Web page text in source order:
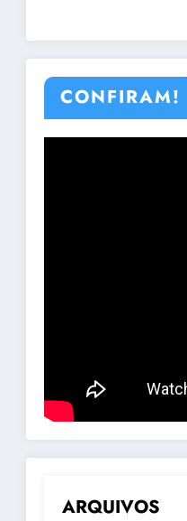
CONFIRAM!
ARQUIVOS